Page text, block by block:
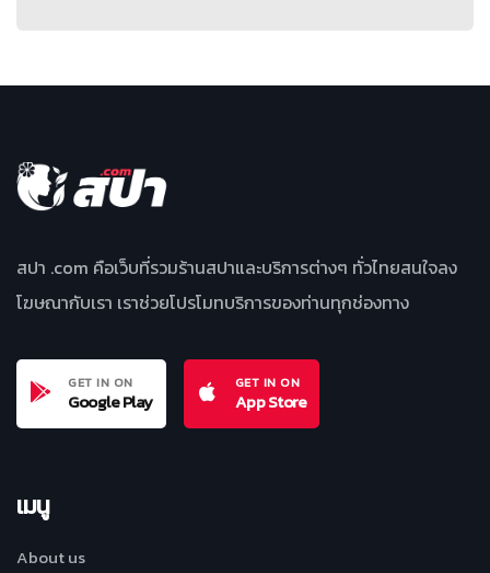
สปา .com คือเว็บที่รวมร้านสปาและบริการต่างๆ ทั่วไทยสนใจลง
โฆษณากับเรา เราช่วยโปรโมทบริการของท่านทุกช่องทาง
GET IN ON
Google Play
GET IN ON
App Store
เมนู
About us